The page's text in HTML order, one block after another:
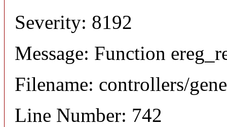
Severity: 8192
Message: Function
Filename: controllers/
Line Number: 742